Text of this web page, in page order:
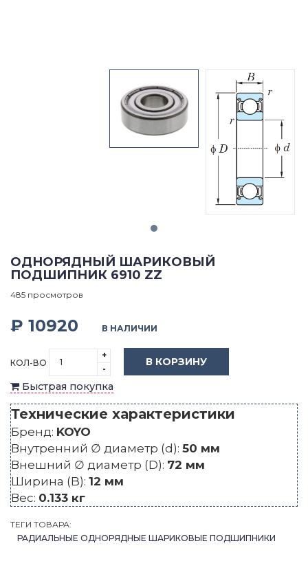
ОДНОРЯДНЫЙ ШАРИКОВЫЙ
ПОДШИПНИК 6910 ZZ
485 просмотров
₽ 10920 В НАЛИЧИИ
КОЛ-ВО
+
-
В КОРЗИНУ
Быстрая покупка
Технические характеристики
Бренд: KOYO
Внутренний ∅ диаметр (d): 50 мм
Внешний ∅ диаметр (D): 72 мм
Ширина (B): 12 мм
Вес: 0.133 кг
ТЕГИ ТОВАРА:
РАДИАЛЬНЫЕ ОДНОРЯДНЫЕ ШАРИКОВЫЕ ПОДШИПНИКИ